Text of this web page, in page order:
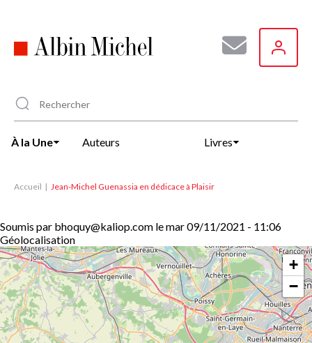
principal
À la Une Auteurs Livres
Accueil Jean-Michel Guenassia en dédicace à Plaisir
Soumis par bhoquy@kaliop.com lemar 09/11/2021 - 11:06
Géolocalisation
+
−